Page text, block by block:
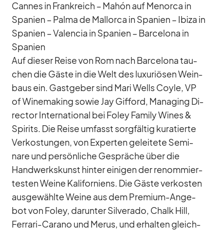
Can­nes in Frank­reich – Mahón auf Me­norca in
Spa­nien – Palma de Mal­lorca in Spa­nien – Ibiza in
Spa­nien – Va­len­cia in Spa­nien – Bar­ce­lona in
Spa­nien
Auf die­ser Reise von Rom nach Bar­ce­lona tau­
chen die Gäste in die Welt des lu­xu­riö­sen Wein­
baus ein. Gast­ge­ber sind Mari Wells Coyle, VP
of Wi­ne­ma­king so­wie Jay Gif­ford, Ma­na­ging Di­
rec­tor In­ter­na­tio­nal bei Fo­ley Fa­mily Wi­nes &
Spi­rits. Die Reise um­fasst sorg­fäl­tig ku­ra­tierte
Ver­kos­tun­gen, von Ex­per­ten ge­lei­tete Se­mi­
nare und per­sön­li­che Ge­sprä­che über die
Hand­werks­kunst hin­ter ei­ni­gen der re­nom­mier­
tes­ten Weine Ka­li­for­ni­ens. Die Gäste ver­kos­ten
aus­ge­wählte Weine aus dem Pre­mium-An­ge­
bot von Fo­ley, dar­un­ter Sil­ver­ado, Chalk Hill,
Fer­rari-Ca­rano und Me­rus, und er­hal­ten gleich­